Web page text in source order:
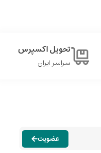
تحویل اکسپرس
سراسر ایران
عضویت